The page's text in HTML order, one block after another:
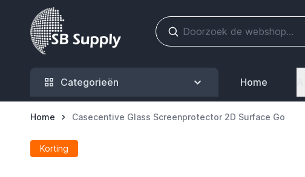
Ga naar de inhoud
Categorieën Home
Home Casecentive Glass Screenprotector 2D Surface Go
Korting